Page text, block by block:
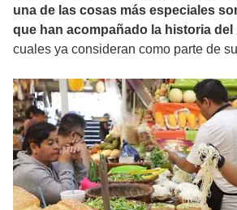
una de las cosas más especiales
que han acompañado la historia del
cuales ya consideran como parte de